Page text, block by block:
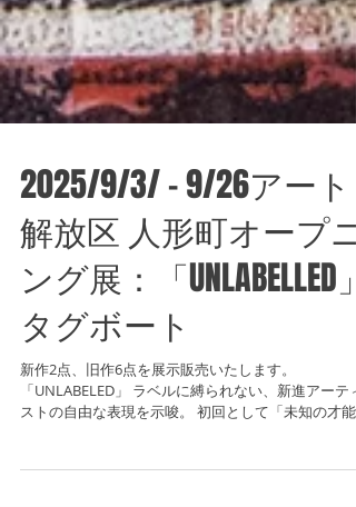
2025/9/3/ - 9/26アート
解放区 人形町オープニ
ング展：「UNLABELLED」